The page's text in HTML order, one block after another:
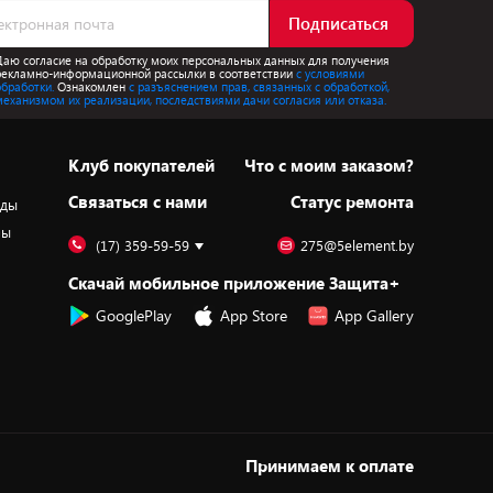
Подписаться
согласие на обработку моих персональных данных для получения
информационной рассылки в соответствиис условиями
Ознакомлен с разъяснением прав, связанных с обработкой,
их реализации, последствиями дачи согласия или отказа.
Клуб покупателей
Cвязаться с нами
Что с моим заказом?
Статус ремонта
(17) 359-59-59 275@5element.by
Скачай мобильное приложение Защита+
GooglePlay App Store App Gallery
Принимаем к оплате